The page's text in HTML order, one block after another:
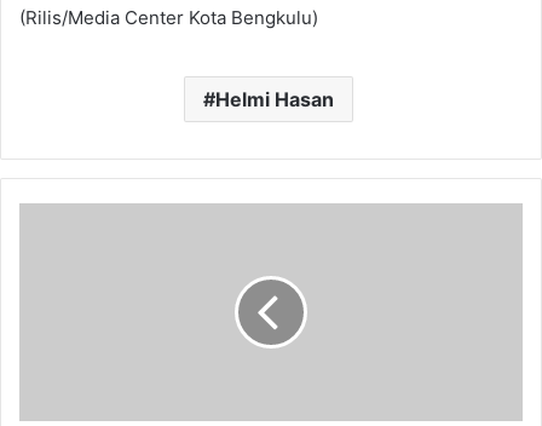
(Rilis/Media Center Kota Bengkulu)
Helmi Hasan